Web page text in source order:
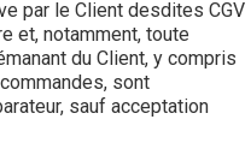
par le Client desdites CGV
et, notamment, toute
du Client, y compris
sont
sauf acceptation